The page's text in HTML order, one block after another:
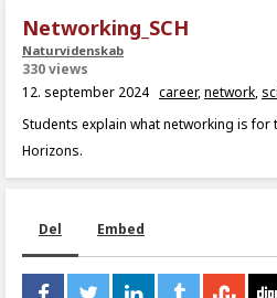
Networking_SCH
Naturvidenskab
330 views
12. september 2024 career,network,
Students explain what networking is for
Horizons.
Del Embed